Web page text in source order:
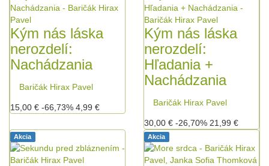
Kým nás láska
nerozdelí:
Nachádzania
Baričák Hirax Pavel
15,00 € -66,73% 4,99 €
Kým nás láska
nerozdelí:
Hľadania +
Nachádzania
Baričák Hirax Pavel
30,00 € -26,70% 21,99 €
Akcia Akcia